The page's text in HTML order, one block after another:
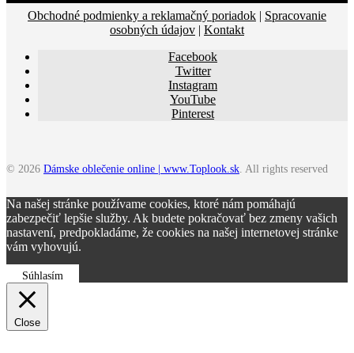
Obchodné podmienky a reklamačný poriadok | Spracovanie
osobných údajov | Kontakt
Facebook
Twitter
Instagram
YouTube
Pinterest
© 2026 Dámske oblečenie online | www.Toplook.sk. All rights reserved
Na našej stránke používame cookies, ktoré nám pomáhajú
zabezpečiť lepšie služby. Ak budete pokračovať bez zmeny vašich
nastavení, predpokladáme, že cookies na našej internetovej stránke
vám vyhovujú.
Súhlasím
Close